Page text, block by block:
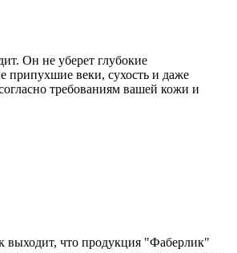
Он не уберет глубокие
припухшие веки, сухость и даже
требованиям вашей кожи и
выходит, что продукция "Фаберлик"